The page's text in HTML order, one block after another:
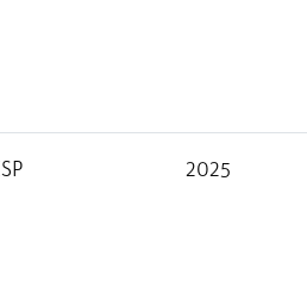
2025